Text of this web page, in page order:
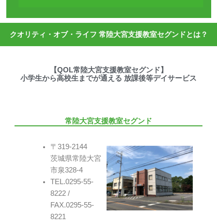
クオリティ・オブ・ライフ 常陸大宮支援教室セグンドとは？
【QOL常陸大宮支援教室セグンド】
小学生から高校生までが通える 放課後等デイサービス
常陸大宮支援教室セグンド
〒319-2144
茨城県常陸大宮
市泉328-4
TEL.0295-55-
8222 /
FAX.0295-55-
8221